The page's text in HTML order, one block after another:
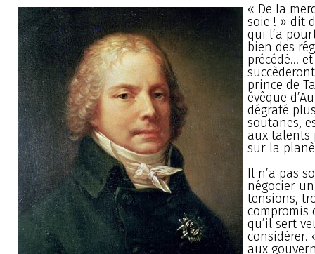
« De la
soie ! » dit
qui l’a
bien des
précédé...
prince de
évêque
dégrafé
soutanes,
aux talents
sur la
Il n’a pas
négocier
tensions,
compromis
qu’il sert
considérer.
aux